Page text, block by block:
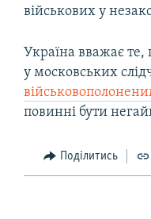
військових у
Україна вважає те,
у московських
повинні бути
Поділитись